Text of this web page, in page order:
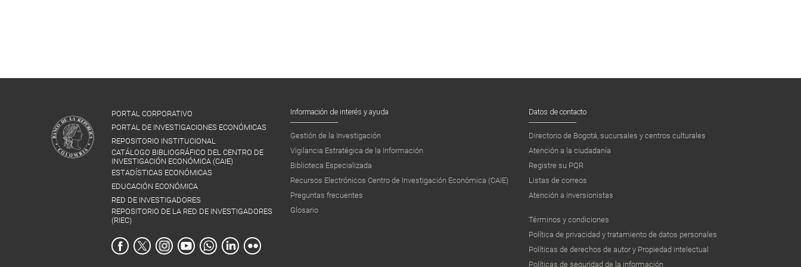
PORTAL CORPORATIVO
PORTAL DE INVESTIGACIONES ECONÓMICAS
REPOSITORIO INSTITUCIONAL
CATÁLOGO BIBLIOGRÁFICO DEL CENTRO DE
INVESTIGACIÓN ECONÓMICA (CAIE)
ESTADÍSTICAS ECONÓMICAS
EDUCACIÓN ECONÓMICA
RED DE INVESTIGADORES
REPOSITORIO DE LA RED DE INVESTIGADORES
(RIEC)
Información de interés y ayuda
Gestión de la Investigación
Vigilancia Estratégica de la Información
Biblioteca Especializada
Recursos Electrónicos Centro de Investigación Económica (CAIE)
Preguntas frecuentes
Glosario
Datos de contacto
Directorio de Bogotá, sucursales y centros culturales
Atención a la ciudadanía
Registre su PQR
Listas de correos
Atención a inversionistas
Términos y condiciones
Política de privacidad y tratamiento de datos personales
Políticas de derechos de autor y Propiedad intelectual
Políticas de seguridad de la información